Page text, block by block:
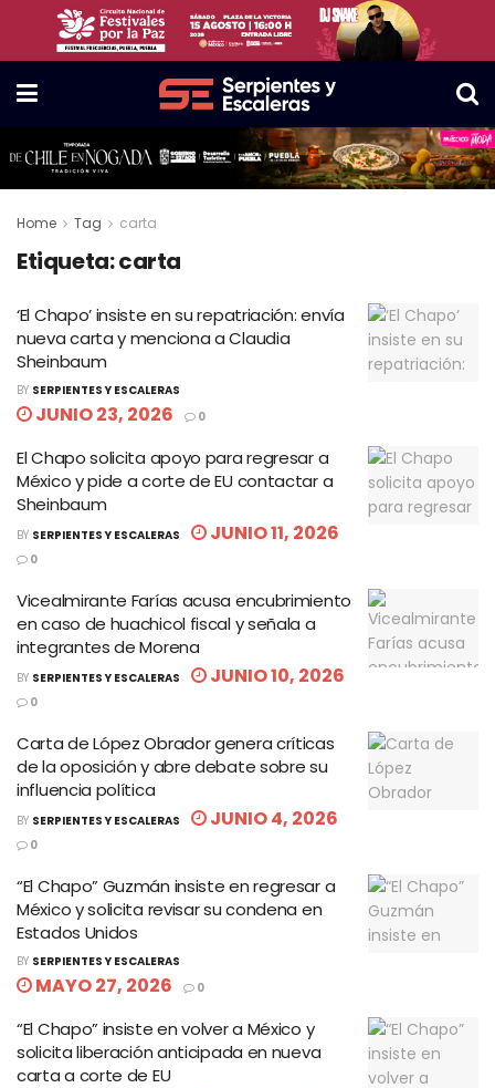
Home Tag carta
Etiqueta:carta
‘El Chapo’ insiste en su repatriación: envía
nueva carta y menciona a Claudia
Sheinbaum
BY SERPIENTES Y ESCALERAS
JUNIO 23, 2026 0
El Chapo solicita apoyo para regresar a
México y pide a corte de EU contactar a
Sheinbaum
BY SERPIENTES Y ESCALERAS JUNIO 11, 2026
0
Vicealmirante Farías acusa encubrimiento
en caso de huachicol fiscal y señala a
integrantes de Morena
BY SERPIENTES Y ESCALERAS JUNIO 10, 2026
0
Carta de López Obrador genera críticas
de la oposición y abre debate sobre su
influencia política
BY SERPIENTES Y ESCALERAS JUNIO 4, 2026
0
“El Chapo” Guzmán insiste en regresar a
México y solicita revisar su condena en
Estados Unidos
BY SERPIENTES Y ESCALERAS
MAYO 27, 2026 0
“El Chapo” insiste en volver a México y
solicita liberación anticipada en nueva
carta a corte de EU